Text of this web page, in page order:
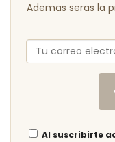
Ademas seras la
Al suscribirte